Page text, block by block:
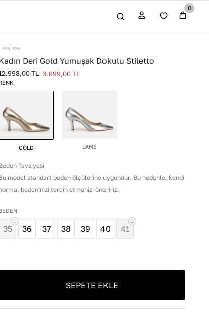
0
Deri Gold Yumuşak Dokulu Stiletto
TL 3.899,00 TL
GOLD LAME
Tavsiyesi
model standart beden ölçülerine uygundur. Bu nedenle, kendi
bedeninizi tercih etmenizi öneririz.
35 36 37 38 39 40 41
SEPETE EKLE